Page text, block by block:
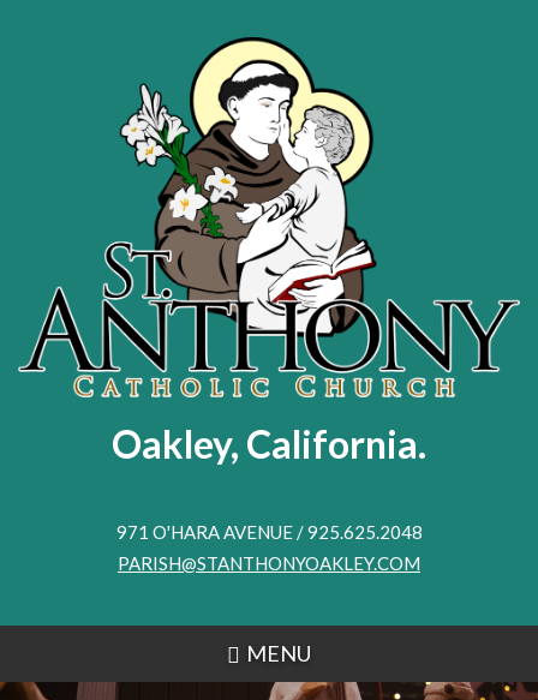
to
main
content
Oakley, California.
971 O'HARA AVENUE / 925.625.2048
PARISH@STANTHONYOAKLEY.COM
MENU